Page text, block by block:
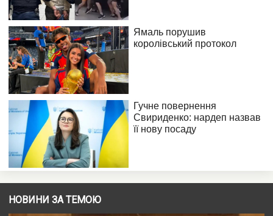
НОВИНИ ЗА ТЕМОЮ